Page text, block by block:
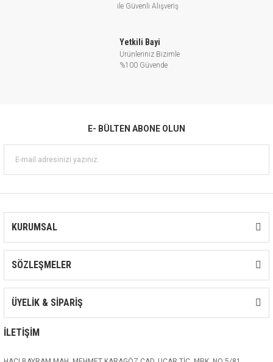
ile Güvenli Alışveriş
Yetkili Bayi
Ürünleriniz Bizimle
%100 Güvende
E- BÜLTEN ABONE OLUN
KURUMSAL
SÖZLEŞMELER
ÜYELİK & SİPARİŞ
İLETİŞİM